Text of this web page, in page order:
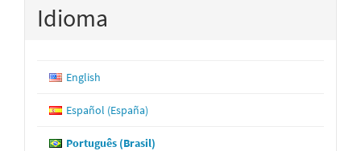
Idioma
English
Español (España)
Português (Brasil)